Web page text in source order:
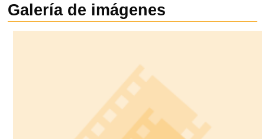
Galería de imágenes